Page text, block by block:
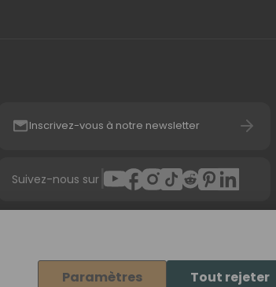
Inscrivez-vous à notre newsletter
Suivez-nous sur|
Paramètres Tout rejeter